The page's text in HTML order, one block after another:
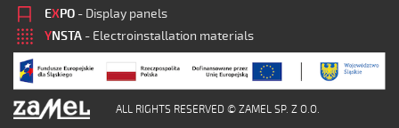
EXPO - Display panels
YNSTA - Electroinstallation materials
ALL RIGHTS RESERVED © ZAMEL SP. Z O.O.